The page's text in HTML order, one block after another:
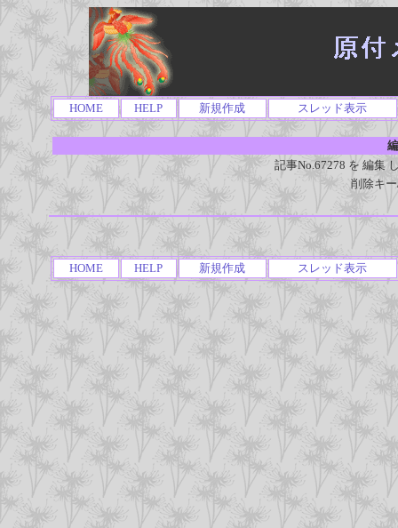
HOME HELP 新規作成 スレッド表示
記事No.67278 を 編集
削除キ
HOME HELP 新規作成 スレッド表示